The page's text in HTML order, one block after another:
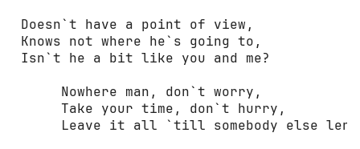
Doesn`t have a point of view,
Knows not where he`s going to,
Isn`t he a bit like you and me?
      Nowhere man, don`t worry,
      Take your time, don`t hurry,
Leave it all `till somebody else